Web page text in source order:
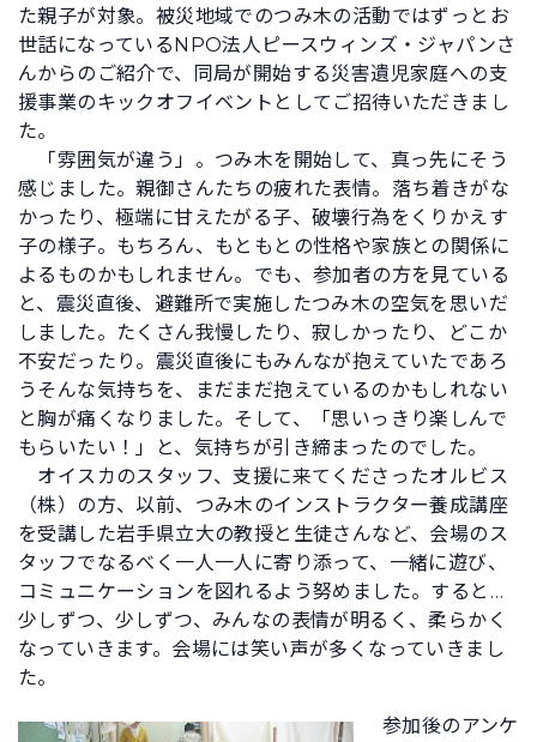
た親子が対象。被災地域でのつみ木の活動ではずっとお
世話になっているNPO法人ピースウィンズ・ジャパンさ
んからのご紹介で、同局が開始する災害遺児家庭への支
援事業のキックオフイベントとしてご招待いただきまし
た。
「雰囲気が違う」。つみ木を開始して、真っ先にそう
感じました。親御さんたちの疲れた表情。落ち着きがな
かったり、極端に甘えたがる子、破壊行為をくりかえす
子の様子。もちろん、もともとの性格や家族との関係に
よるものかもしれません。でも、参加者の方を見ている
と、震災直後、避難所で実施したつみ木の空気を思いだ
しました。たくさん我慢したり、寂しかったり、どこか
不安だったり。震災直後にもみんなが抱えていたであろ
うそんな気持ちを、まだまだ抱えているのかもしれない
と胸が痛くなりました。そして、「思いっきり楽しんで
もらいたい！」と、気持ちが引き締まったのでした。
オイスカのスタッフ、支援に来てくださったオルビス
（株）の方、以前、つみ木のインストラクター養成講座
を受講した岩手県立大の教授と生徒さんなど、会場のス
タッフでなるべく一人一人に寄り添って、一緒に遊び、
コミュニケーションを図れるよう努めました。すると…
少しずつ、少しずつ、みんなの表情が明るく、柔らかく
なっていきます。会場には笑い声が多くなっていきまし
た。
参加後のアンケ